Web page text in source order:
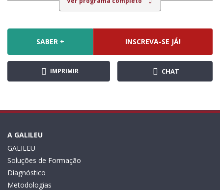
SABER + INSCREVA-SE JÁ!
IMPRIMIR CHAT
A GALILEU
GALILEU
Soluções de Formação
Diagnóstico
Metodologias